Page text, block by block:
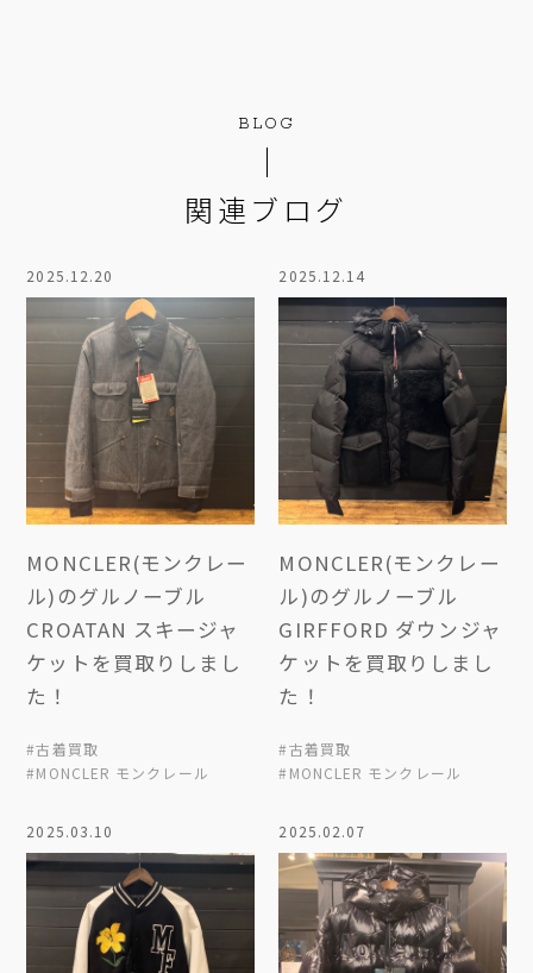
BLOG
関連ブログ
2025.12.20
MONCLER(モンクレー
ル)のグルノーブル
CROATAN スキージャ
ケットを買取りしまし
た！
#古着買取
#MONCLER モンクレール
2025.12.14
MONCLER(モンクレー
ル)のグルノーブル
GIRFFORD ダウンジャ
ケットを買取りしまし
た！
#古着買取
#MONCLER モンクレール
2025.03.10 2025.02.07